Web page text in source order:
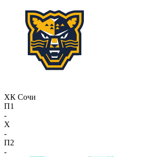
ХК Сочи
П1
-
X
-
П2
-